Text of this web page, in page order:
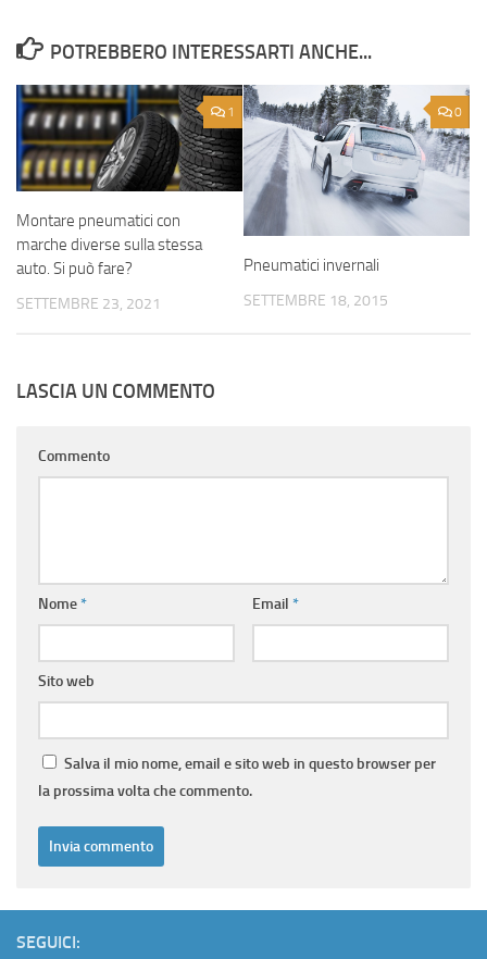
POTREBBERO INTERESSARTI ANCHE...
1
Montare pneumatici con
marche diverse sulla stessa
auto. Si può fare?
SETTEMBRE 23, 2021
0
Pneumatici invernali
SETTEMBRE 18, 2015
LASCIA UN COMMENTO
Commento
Nome* Email *
Sito web
Salva il mio nome, email e sito web in questo browser per
la prossima volta che commento.
SEGUICI: